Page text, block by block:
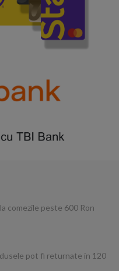
comezile peste 600 Ron
pot fi returnate in 120